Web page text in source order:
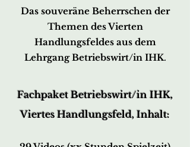
Das souveräne Beherrschen der
Themen des Vierten
Handlungsfeldes aus dem
Lehrgang Betriebswirt/in IHK.
Fachpaket Betriebswirt/in IHK,
Viertes Handlungsfeld, Inhalt: